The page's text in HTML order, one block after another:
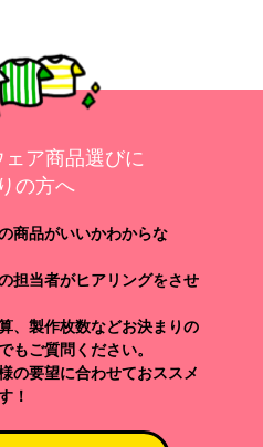
ア商品選びに
の方へ
商品がいいかわからな
担当者がヒアリングをさせ
、製作枚数などお決まりの
もご質問ください。
の要望に合わせておススメ
！